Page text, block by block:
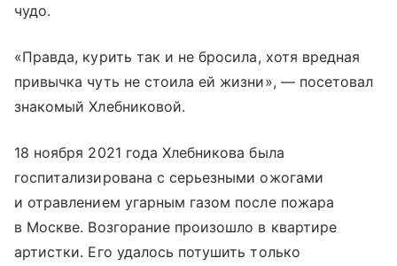
чудо.
«Правда, курить так и не бросила, хотя вредная
привычка чуть не стоила ей жизни», — посетовал
знакомый Хлебниковой.
18 ноября 2021 года Хлебникова была
госпитализирована с серьезными ожогами
и отравлением угарным газом после пожара
в Москве. Возгорание произошло в квартире
артистки. Его удалось потушить только